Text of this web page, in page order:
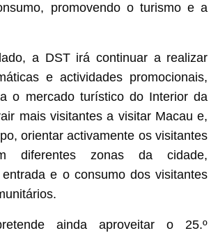
promovendo o turismo e a
a DST irá continuar a realizar
e actividades promocionais,
o mercado turístico do Interior da
mais visitantes a visitar Macau e,
orientar activamente os visitantes
diferentes zonas da cidade,
e o consumo dos visitantes
ainda aproveitar o 25.º